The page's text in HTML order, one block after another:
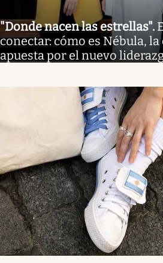
"Donde nacen las estrellas".
conectar: cómo es Nébula,
apuesta por el nuevo